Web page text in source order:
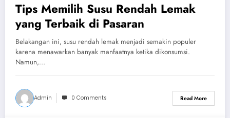
Tips Memilih Susu Rendah Lemak
yang Terbaik di Pasaran
Belakangan ini, susu rendah lemak menjadi semakin populer
karena menawarkan banyak manfaatnya ketika dikonsumsi.
Namun,…
Admin 0 Comments Read More